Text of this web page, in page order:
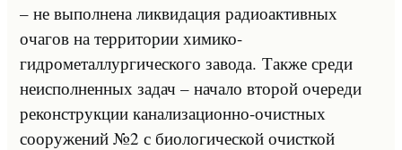
– не выполнена ликвидация радиоактивных
очагов на территории химико-
гидрометаллургического завода. Также среди
неисполненных задач – начало второй очереди
реконструкции канализационно-очистных
сооружений №2 с биологической очисткой